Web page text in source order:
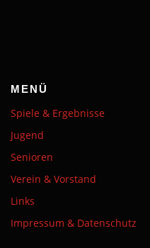
MENÜ
Spiele & Ergebnisse
Jugend
Senioren
Verein & Vorstand
Links
Impressum & Datenschutz